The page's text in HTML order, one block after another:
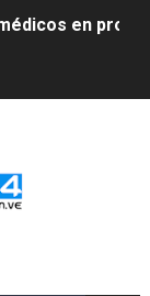
en
de